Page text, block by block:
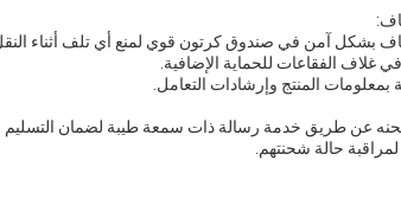
بشكل آمن في صندوق كرتون قوي لمنع أي تلف أثناء
الفقاعات للحماية الإضافية.
المنتج وإرشادات التعامل.
عن طريق خدمة رسالة ذات سمعة طيبة لضمان
حالة شحنتهم.